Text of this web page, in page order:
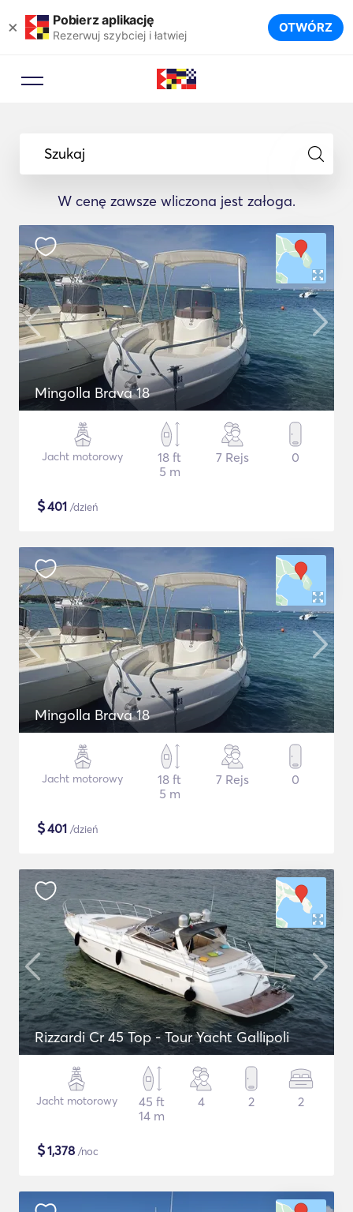
× Pobierz aplikację
Rezerwuj szybciej i łatwiej OTWÓRZ
Szukaj
W cenę zawsze wliczona jest załoga.
Mingolla Brava 18
Jacht motorowy
18 ft
5 m
7 Rejs 0
$401 /dzień
Mingolla Brava 18
Jacht motorowy
18 ft
5 m
7 Rejs 0
$401 /dzień
Rizzardi Cr 45 Top - Tour Yacht Gallipoli
Jacht motorowy
45 ft
14 m
4 2 2
$1,378 /noc